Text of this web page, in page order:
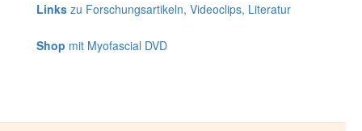
Links zu Forschungsartikeln, Videoclips, Literatur
Shop mit Myofascial DVD